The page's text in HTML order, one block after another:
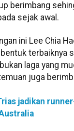
berimbang
sejak awal.
ini Lee Chia
terbaiknya
laga yang
juga
jadikan